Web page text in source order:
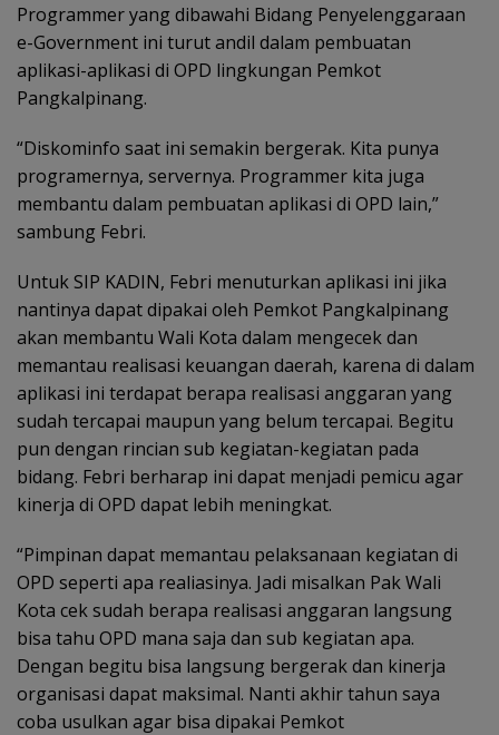
Programmer yang dibawahi Bidang Penyelenggaraan
e-Government ini turut andil dalam pembuatan
aplikasi-aplikasi di OPD lingkungan Pemkot
Pangkalpinang.
“Diskominfo saat ini semakin bergerak. Kita punya
programernya, servernya. Programmer kita juga
membantu dalam pembuatan aplikasi di OPD lain,”
sambung Febri.
Untuk SIP KADIN, Febri menuturkan aplikasi ini jika
nantinya dapat dipakai oleh Pemkot Pangkalpinang
akan membantu Wali Kota dalam mengecek dan
memantau realisasi keuangan daerah, karena di dalam
aplikasi ini terdapat berapa realisasi anggaran yang
sudah tercapai maupun yang belum tercapai. Begitu
pun dengan rincian sub kegiatan-kegiatan pada
bidang. Febri berharap ini dapat menjadi pemicu agar
kinerja di OPD dapat lebih meningkat.
“Pimpinan dapat memantau pelaksanaan kegiatan di
OPD seperti apa realiasinya. Jadi misalkan Pak Wali
Kota cek sudah berapa realisasi anggaran langsung
bisa tahu OPD mana saja dan sub kegiatan apa.
Dengan begitu bisa langsung bergerak dan kinerja
organisasi dapat maksimal. Nanti akhir tahun saya
coba usulkan agar bisa dipakai Pemkot